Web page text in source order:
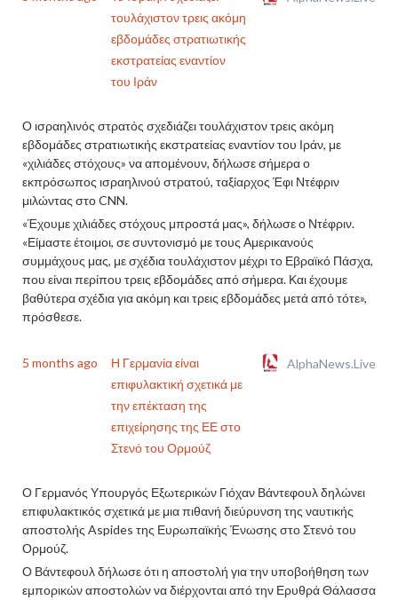
τουλάχιστον τρεις ακόμη
εβδομάδες στρατιωτικής
εκστρατείας εναντίον
του Ιράν
Ο ισραηλινός στρατός σχεδιάζει τουλάχιστον τρεις ακόμη
εβδομάδες στρατιωτικής εκστρατείας εναντίον του Ιράν, με
«χιλιάδες στόχους» να απομένουν, δήλωσε σήμερα ο
εκπρόσωπος ισραηλινού στρατού, ταξίαρχος Έφι Ντέφριν
μιλώντας στο CNN.
«Έχουμε χιλιάδες στόχους μπροστά μας», δήλωσε ο Ντέφριν.
«Είμαστε έτοιμοι, σε συντονισμό με τους Αμερικανούς
συμμάχους μας, με σχέδια τουλάχιστον μέχρι το Εβραϊκό Πάσχα,
που είναι περίπου τρεις εβδομάδες από σήμερα. Και έχουμε
βαθύτερα σχέδια για ακόμη και τρεις εβδομάδες μετά από τότε»,
πρόσθεσε.
5 months ago
Η Γερμανία είναι
επιφυλακτική σχετικά με
την επέκταση της
επιχείρησης της ΕΕ στο
Στενό του Ορμούζ
AlphaNews.Live
Ο Γερμανός Υπουργός Εξωτερικών Γιόχαν Βάντεφουλ δηλώνει
επιφυλακτικός σχετικά με μια πιθανή διεύρυνση της ναυτικής
αποστολής Aspides της Ευρωπαϊκής Ένωσης στο Στενό του
Ορμούζ.
Ο Βάντεφουλ δήλωσε ότι η αποστολή για την υποβοήθηση των
εμπορικών αποστολών να διέρχονται από την Ερυθρά Θάλασσα